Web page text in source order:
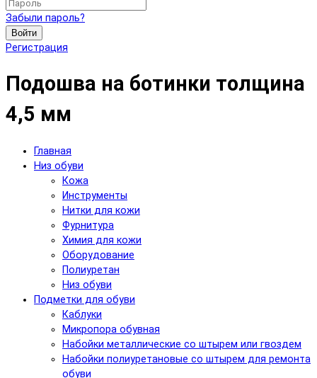
Забыли пароль?
Войти
Регистрация
Подошва на ботинки толщина
4,5 мм
Главная
Низ обуви
Кожа
Инструменты
Нитки для кожи
Фурнитура
Химия для кожи
Оборудование
Полиуретан
Низ обуви
Подметки для обуви
Каблуки
Микропора обувная
Набойки металлические со штырем или гвоздем
Набойки полиуретановые со штырем для ремонта
обуви